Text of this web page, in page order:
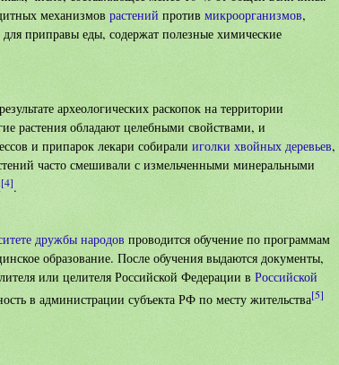
механизмов растений против микроорганизмов,
приправы еды, содержат полезные химические
археологических раскопок на территории
растения обладают целебными свойствами, и
и припарок лекари собирали иголки хвойных деревьев,
часто смешивали с измельченными минеральными
[4].
дружбы народов проводится обучение по программам
образование. После обучения выдаются документы,
или целителя Российской Федерации в Российской
в администрации субъекта РФ по месту жительства[5]